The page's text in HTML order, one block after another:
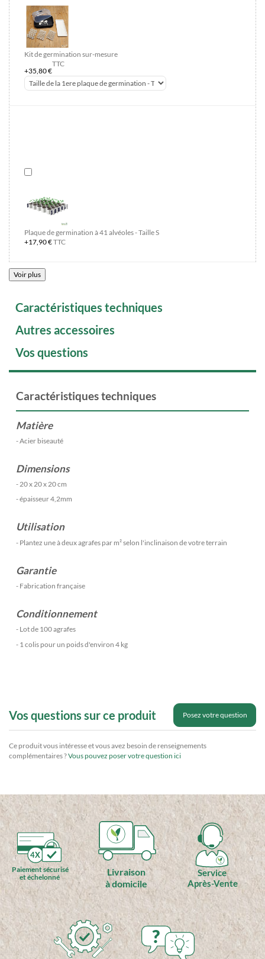
Kit de germination sur-mesure
+35,80 €
TTC
Plaque de germination à 41 alvéoles - Taille S
+17,90 €TTC
Voir plus
Caractéristiques techniques
Autres accessoires
Vos questions
Caractéristiques techniques
Matière
- Acier biseauté
Dimensions
- 20 x 20 x 20 cm
- épaisseur 4,2mm
Utilisation
- Plantez une à deux agrafes par m² selon l'inclinaison de votre terrain
Garantie
- Fabrication française
Conditionnement
- Lot de 100 agrafes
- 1 colis pour un poids d'environ 4 kg
Vos questions sur ce produit Posez votre question
Ce produit vous intéresse et vous avez besoin de renseignements
complémentaires ?Vous pouvez poser votre question ici
4X
Paiement sécurisé
et échelonné
Livraison
à domicile
Service
Après-Vente
?